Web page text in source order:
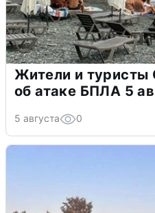
Жители и туристы
об атаке БПЛА 5
5 августа 0